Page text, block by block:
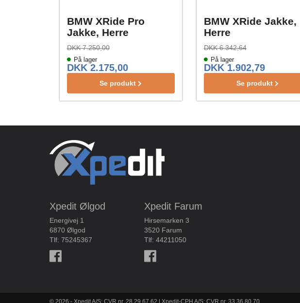
BMW XRide Pro
Jakke, Herre
På lager
DKK 7.250,00
DKK 2.175,00
Se produkt
BMW XRide Jakke,
Herre
På lager
DKK 6.342,64
DKK 1.902,79
Se produkt
Xpedit Ølgod
Energivej 1
6870 Ølgod
Tlf: 75245367
Xpedit Farum
Hirsemarken 3
3520 Farum
Tlf: 44211050
© 2026 - Xpedit A/S: CVR nr. 28 29 67 62 | Xpedit-CPH A/S: CVR nr. 33 36 80 70